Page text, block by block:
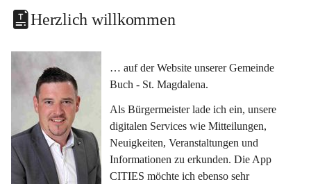
Herzlich willkommen
… auf der Website unserer Gemeinde
Buch - St. Magdalena.
Als Bürgermeister lade ich ein, unsere
digitalen Services wie Mitteilungen,
Neuigkeiten, Veranstaltungen und
Informationen zu erkunden. Die App
CITIES möchte ich ebenso sehr